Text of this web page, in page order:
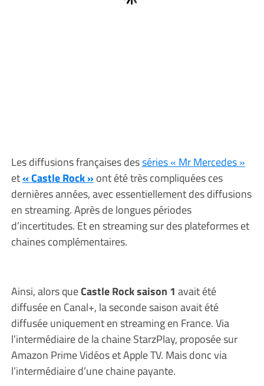
Les diffusions françaises desséries « Mr Mercedes »
et« Castle Rock »ont été très compliquées ces
dernières années, avec essentiellement des diffusions
en streaming. Après de longues périodes
d’incertitudes. Et en streaming sur des plateformes et
chaines complémentaires.
Ainsi, alors queCastle Rock saison 1 avait été
diffusée en Canal+, la seconde saison avait été
diffusée uniquement en streaming en France. Via
l’intermédiaire de la chaine StarzPlay, proposée sur
Amazon Prime Vidéos et Apple TV. Mais donc via
l’intermédiaire d’une chaine payante.